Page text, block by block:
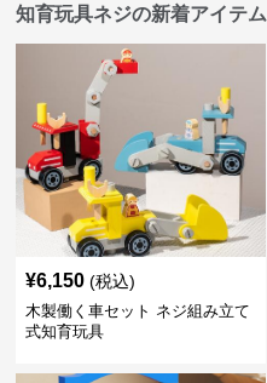
知育玩具ネジの新着アイテム
¥6,150 (税込)
木製働く車セット ネジ組み立て
式知育玩具